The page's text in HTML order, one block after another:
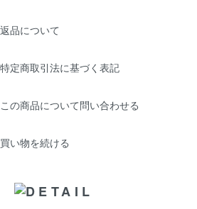
返品について
特定商取引法に基づく表記
この商品について問い合わせる
買い物を続ける